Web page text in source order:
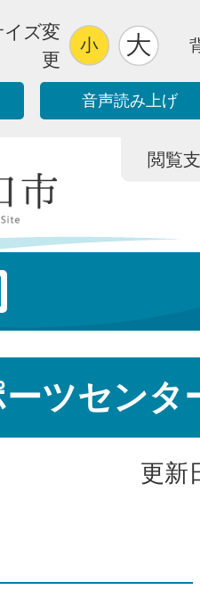
イズ変
更
音声読み上げ
閲覧
ツセンタ
更新